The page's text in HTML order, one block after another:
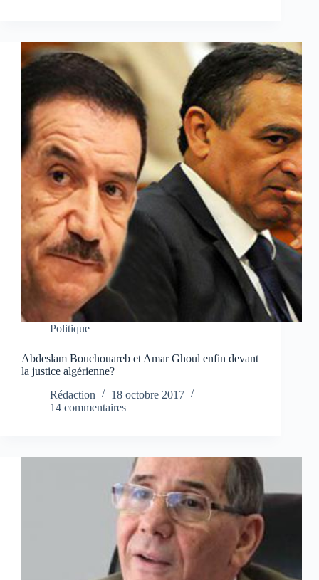
Politique
Abdeslam Bouchouareb et Amar Ghoul enfin devant
la justice algérienne?
Rédaction
18 octobre 2017
14 commentaires